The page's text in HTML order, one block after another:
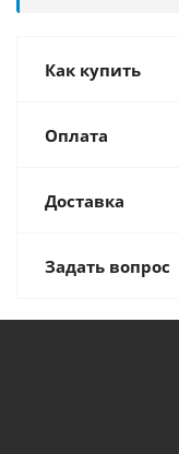
Как купить
Оплата
Доставка
Задать вопрос